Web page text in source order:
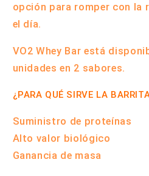
opción para romper con la
el día.
VO2 Whey Bar está
unidades en 2 sabores.
¿PARA QUÉ SIRVE LA
Suministro de proteínas
Alto valor biológico
Ganancia de masa